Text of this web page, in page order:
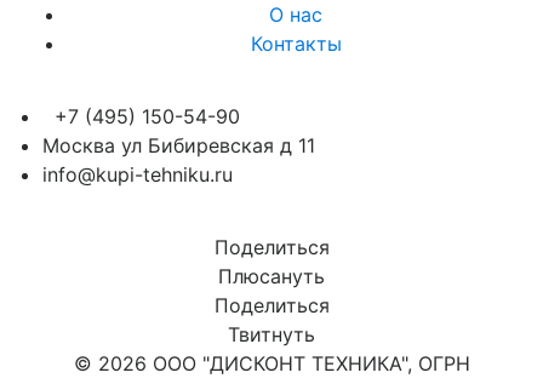
О нас
Контакты
+7 (495) 150-54-90
Москва ул Бибиревская д 11
info@kupi-tehniku.ru
Поделиться
Плюсануть
Поделиться
Твитнуть
© 2026 ООО "ДИСКОНТ ТЕХНИКА", ОГРН